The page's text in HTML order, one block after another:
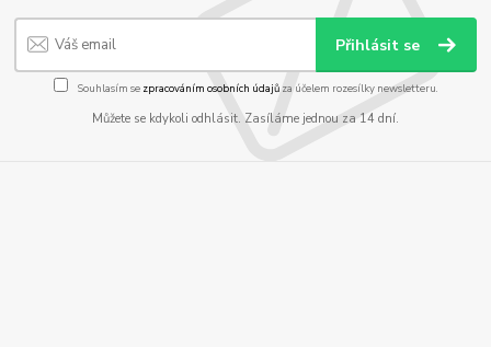
Přihlásit se
Souhlasím se zpracováním osobních údajůza účelem rozesílky newsletteru.
Můžete se kdykoli odhlásit. Zasíláme jednou za 14 dní.